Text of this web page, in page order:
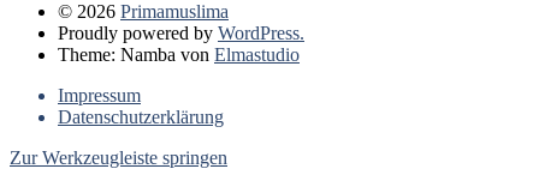
© 2026 Primamuslima
Proudly powered by WordPress.
Theme: Namba von Elmastudio
Impressum
Datenschutzerklärung
Zur Werkzeugleiste springen